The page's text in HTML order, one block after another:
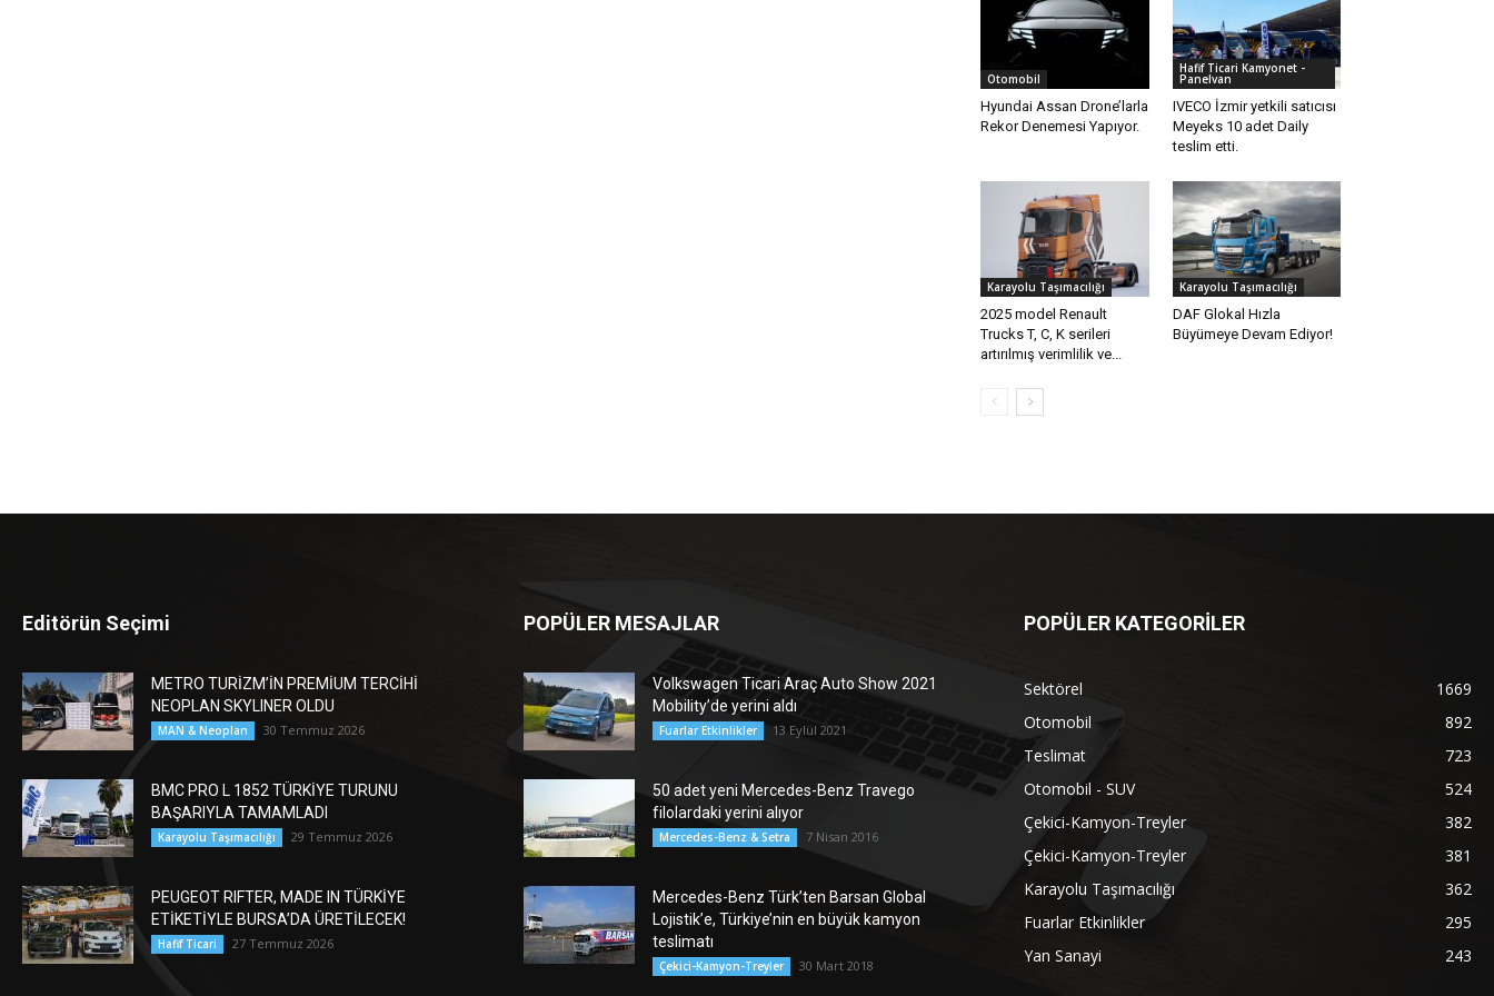
Otomobil
Hyundai Assan Drone’larla
Rekor Denemesi Yapıyor.
Hafif Ticari Kamyonet -
Panelvan
IVECO İzmir yetkili satıcısı
Meyeks 10 adet Daily
teslim etti.
Karayolu Taşımacılığı
2025 model Renault
Trucks T, C, K serileri
artırılmış verimlilik ve...
Karayolu Taşımacılığı
DAF Glokal Hızla
Büyümeye Devam Ediyor!
Editörün Seçimi
METRO TURİZM’İN PREMİUM TERCİHİ
NEOPLAN SKYLINER OLDU
MAN & Neoplan 30 Temmuz 2026
BMC PRO L 1852 TÜRKİYE TURUNU
BAŞARIYLA TAMAMLADI
Karayolu Taşımacılığı 29 Temmuz 2026
PEUGEOT RIFTER, MADE IN TÜRKİYE
ETİKETİYLE BURSA’DA ÜRETİLECEK!
Hafif Ticari 27 Temmuz 2026
POPÜLER MESAJLAR
Volkswagen Ticari Araç Auto Show 2021
Mobility’de yerini aldı
Fuarlar Etkinlikler 13 Eylül 2021
50 adet yeni Mercedes-Benz Travego
filolardaki yerini alıyor
Mercedes-Benz & Setra 7 Nisan 2016
Mercedes-Benz Türk’ten Barsan Global
Lojistik’e, Türkiye’nin en büyük kamyon
teslimatı
Çekici-Kamyon-Treyler 30 Mart 2018
POPÜLER KATEGORİLER
Sektörel
1669
Otomobil
892
Teslimat
723
Otomobil - SUV
524
Çekici-Kamyon-Treyler
382
Çekici-Kamyon-Treyler
381
Karayolu Taşımacılığı
362
Fuarlar Etkinlikler
295
Yan Sanayi
243